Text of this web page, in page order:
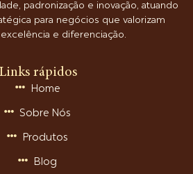
padronização e inovação, atuando
para negócios que valorizam
e diferenciação.
Links rápidos
Home
Sobre Nós
Produtos
Blog